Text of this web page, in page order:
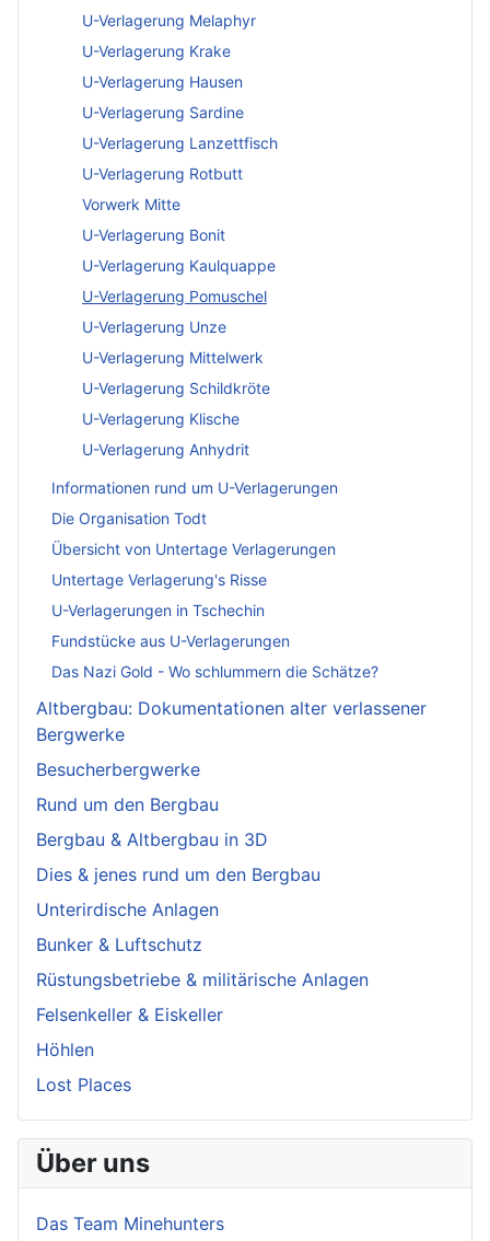
U-Verlagerung Melaphyr
U-Verlagerung Krake
U-Verlagerung Hausen
U-Verlagerung Sardine
U-Verlagerung Lanzettfisch
U-Verlagerung Rotbutt
Vorwerk Mitte
U-Verlagerung Bonit
U-Verlagerung Kaulquappe
U-Verlagerung Pomuschel
U-Verlagerung Unze
U-Verlagerung Mittelwerk
U-Verlagerung Schildkröte
U-Verlagerung Klische
U-Verlagerung Anhydrit
Informationen rund um U-Verlagerungen
Die Organisation Todt
Übersicht von Untertage Verlagerungen
Untertage Verlagerung's Risse
U-Verlagerungen in Tschechin
Fundstücke aus U-Verlagerungen
Das Nazi Gold - Wo schlummern die Schätze?
Altbergbau: Dokumentationen alter verlassener
Bergwerke
Besucherbergwerke
Rund um den Bergbau
Bergbau & Altbergbau in 3D
Dies & jenes rund um den Bergbau
Unterirdische Anlagen
Bunker & Luftschutz
Rüstungsbetriebe & militärische Anlagen
Felsenkeller & Eiskeller
Höhlen
Lost Places
Über uns
Das Team Minehunters